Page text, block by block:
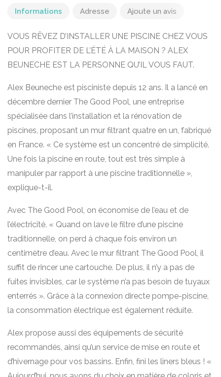
Informations Adresse Ajoute un avis
VOUS RÊVEZ D’INSTALLER UNE PISCINE CHEZ VOUS
POUR PROFITER DE L’ÉTÉ À LA MAISON ? ALEX
BEUNECHE EST LA PERSONNE QU’IL VOUS FAUT.
Alex Beuneche est pisciniste depuis 12 ans. Il a lancé en
décembre dernier The Good Pool, une entreprise
spécialisée dans l’installation et la rénovation de
piscines, proposant un mur filtrant quatre en un, fabriqué
en France. « Ce système est un concentré de simplicité.
Une fois la piscine en route, tout est très simple à
manipuler par rapport à une piscine traditionnelle »,
explique-t-il.
Avec The Good Pool, on économise de l’eau et de
l’électricité. « Quand on lave le filtre d’une piscine
traditionnelle, on perd à chaque fois environ un
centimètre d’eau. Avec le mur filtrant The Good Pool, il
suffit de rincer une cartouche. De plus, il n’y a pas de
fuites invisibles, car le système n’a pas besoin de tuyaux
enterrés ». Grâce à la connexion directe pompe-piscine,
la consommation électrique est également réduite.
Alex propose aussi des équipements de sécurité
recommandés, ainsi qu’un service de mise en route et
d’hivernage pour vos bassins. Enfin, fini les liners bleus ! «